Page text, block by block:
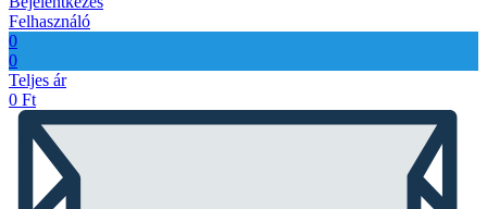
Felhasználó
0
0
Teljes ár
0 Ft